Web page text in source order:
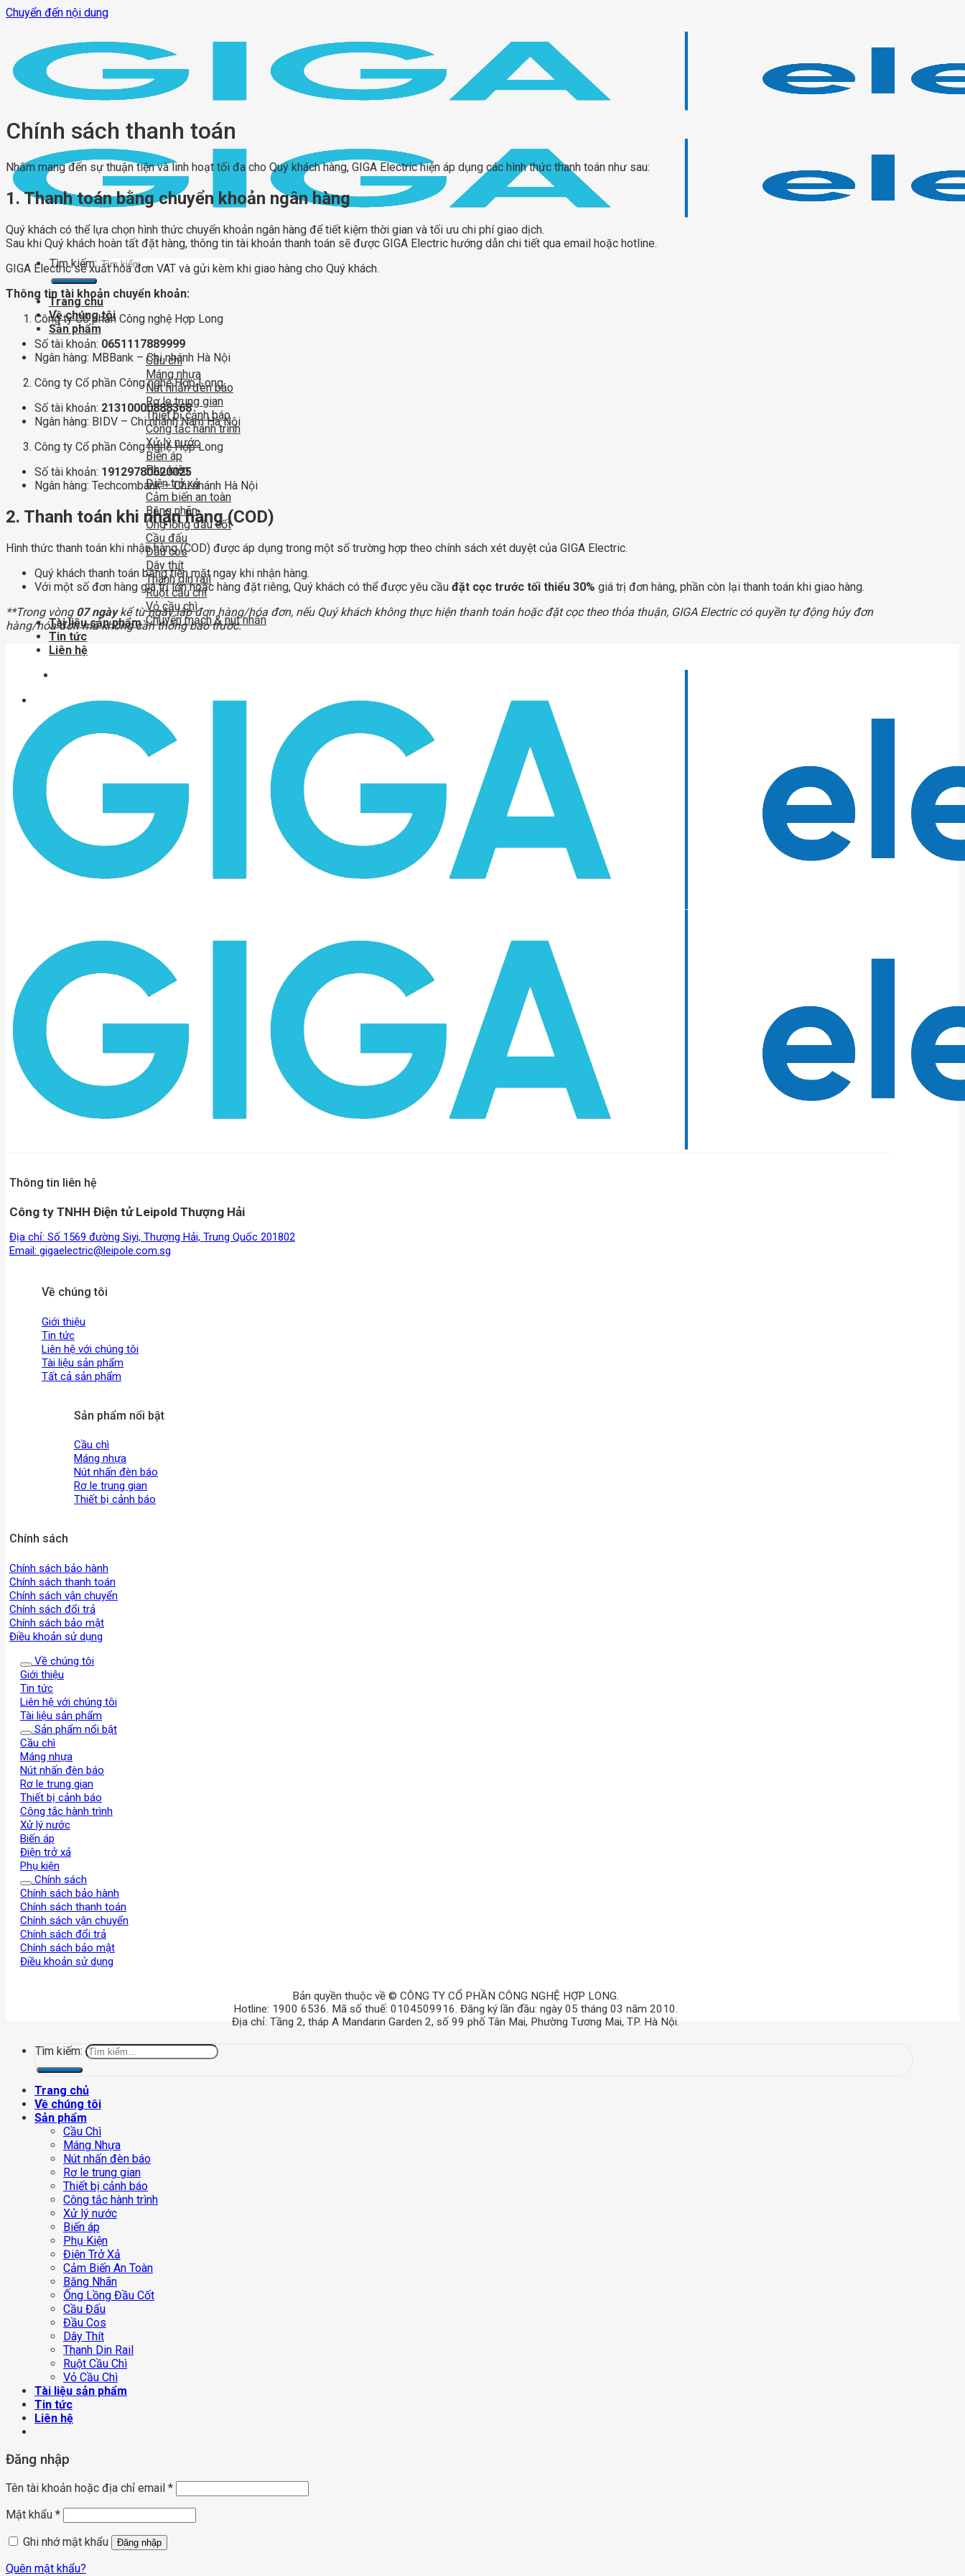
Chuyển đến nội dung
Tìm kiếm:
Trang chủ
Về chúng tôi
Sản phẩm
Cầu chì
Máng nhựa
Nút nhấn đèn báo
Rơ le trung gian
Thiết bị cảnh báo
Công tắc hành trình
Xử lý nước
Biến áp
Phụ kiện
Điện trở xả
Cảm biến an toàn
Băng nhãn
Ống lồng đầu cốt
Cầu đấu
Đầu cos
Dây thít
Thanh din rail
Ruột cầu chì
Vỏ cầu chì
Chuyển mạch & nút nhấn
Tài liệu sản phẩm
Tin tức
Liên hệ
Chính sách thanh toán
Nhằm mang đến sự thuận tiện và linh hoạt tối đa cho Quý khách hàng, GIGA Electric hiện áp dụng các hình thức thanh toán như sau:
1. Thanh toán bằng chuyển khoản ngân hàng
Quý khách có thể lựa chọn hình thức chuyển khoản ngân hàng để tiết kiệm thời gian và tối ưu chi phí giao dịch.
Sau khi Quý khách hoàn tất đặt hàng, thông tin tài khoản thanh toán sẽ được GIGA Electric hướng dẫn chi tiết qua email hoặc hotline.
GIGA Electric sẽ xuất hóa đơn VAT và gửi kèm khi giao hàng cho Quý khách.
Thông tin tài khoản chuyển khoản:
Công ty Cổ phần Công nghệ Hợp Long
Số tài khoản: 0651117889999
Ngân hàng: MBBank – Chi nhánh Hà Nội
Công ty Cổ phần Công nghệ Hợp Long
Số tài khoản: 21310000888368
Ngân hàng: BIDV – Chi nhánh Nam Hà Nội
Công ty Cổ phần Công nghệ Hợp Long
Số tài khoản: 19129780620025
Ngân hàng: Techcombank – Chi nhánh Hà Nội
2. Thanh toán khi nhận hàng (COD)
Hình thức thanh toán khi nhận hàng (COD) được áp dụng trong một số trường hợp theo chính sách xét duyệt của GIGA Electric.
Quý khách thanh toán bằng tiền mặt ngay khi nhận hàng.
Với một số đơn hàng giá trị lớn hoặc hàng đặt riêng, Quý khách có thể được yêu cầu đặt cọc trước tối thiểu 30% giá trị đơn hàng, phần còn lại thanh toán khi giao hàng.
**Trong vòng 07 ngàykể từ ngày lập đơn hàng/hóa đơn, nếu Quý khách không thực hiện thanh toán hoặc đặt cọc theo thỏa thuận, GIGA Electric có quyền tự động hủy đơn
hàng/hóa đơn mà không cần thông báo trước.
Thông tin liên hệ
Công ty TNHH Điện tử Leipold Thượng Hải
Địa chỉ: Số 1569 đường Siyi, Thượng Hải, Trung Quốc 201802
Email: gigaelectric@leipole.com.sg
Về chúng tôi
Giới thiệu
Tin tức
Liên hệ với chúng tôi
Tài liệu sản phẩm
Tất cả sản phẩm
Sản phẩm nổi bật
Cầu chì
Máng nhựa
Nút nhấn đèn báo
Rơ le trung gian
Thiết bị cảnh báo
Chính sách
Chính sách bảo hành
Chính sách thanh toán
Chính sách vận chuyển
Chính sách đổi trả
Chính sách bảo mật
Điều khoản sử dụng
Về chúng tôi
Giới thiệu
Tin tức
Liên hệ với chúng tôi
Tài liệu sản phẩm
Sản phẩm nổi bật
Cầu chì
Máng nhựa
Nút nhấn đèn báo
Rơ le trung gian
Thiết bị cảnh báo
Công tắc hành trình
Xử lý nước
Biến áp
Điện trở xả
Phụ kiện
Chính sách
Chính sách bảo hành
Chính sách thanh toán
Chính sách vận chuyển
Chính sách đổi trả
Chính sách bảo mật
Điều khoản sử dụng
Bản quyền thuộc về © CÔNG TY CỔ PHẦN CÔNG NGHỆ HỢP LONG.
Hotline: 1900 6536. Mã số thuế: 0104509916. Đăng ký lần đầu: ngày 05 tháng 03 năm 2010.
Địa chỉ: Tầng 2, tháp A Mandarin Garden 2, số 99 phố Tân Mai, Phường Tương Mai, TP. Hà Nội.
Tìm kiếm:
Trang chủ
Về chúng tôi
Sản phẩm
Cầu Chì
Máng Nhựa
Nút nhấn đèn báo
Rơ le trung gian
Thiết bị cảnh báo
Công tắc hành trình
Xử lý nước
Biến áp
Phụ Kiện
Điện Trở Xả
Cảm Biến An Toàn
Băng Nhãn
Ống Lồng Đầu Cốt
Cầu Đấu
Đầu Cos
Dây Thít
Thanh Din Rail
Ruột Cầu Chì
Vỏ Cầu Chì
Tài liệu sản phẩm
Tin tức
Liên hệ
Đăng nhập
Tên tài khoản hoặc địa chỉ email *
Mật khẩu *
Ghi nhớ mật khẩu
Đăng nhập
Quên mật khẩu?